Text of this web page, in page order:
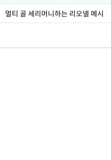
멀티 골 세리머니하는 리오넬 메시